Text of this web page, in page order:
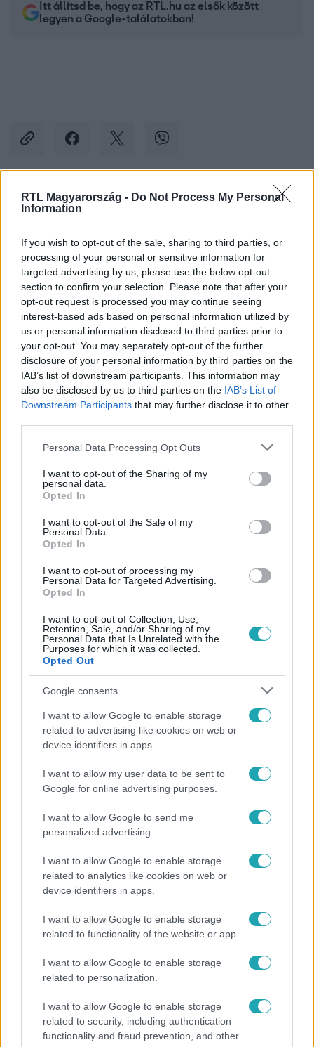
RTL Magyarország - Do Not Process My Personal
Information
If you wish to opt-out of the sale, sharing to third parties, or
processing of your personal or sensitive information for
targeted advertising by us, please use the below opt-out
section to confirm your selection. Please note that after your
opt-out request is processed you may continue seeing
interest-based ads based on personal information utilized by
us or personal information disclosed to third parties prior to
your opt-out. You may separately opt-out of the further
disclosure of your personal information by third parties on the
IAB’s list of downstream participants. This information may
also be disclosed by us to third parties on the IAB’s List of
Downstream Participants that may further disclose it to other
Please note that this website/app uses one or more Google
not limited to your visit or usage behaviour. You may click to
grant or deny consent to Google and its third-party tags to
use your data for below specified purposes in below Google
consent section.
Personal Data Processing Opt Outs
I want to opt-out of the Sharing of my
personal data.
Opted In
I want to opt-out of the Sale of my
Personal Data.
Opted In
I want to opt-out of processing my
Personal Data for Targeted Advertising.
Opted In
I want to opt-out of Collection, Use,
Retention, Sale, and/or Sharing of my
Personal Data that Is Unrelated with the
Purposes for which it was collected.
Opted Out
Google consents
I want to allow Google to enable storage
related to advertising like cookies on web or
device identifiers in apps.
I want to allow my user data to be sent to
Google for online advertising purposes.
I want to allow Google to send me
personalized advertising.
I want to allow Google to enable storage
related to analytics like cookies on web or
device identifiers in apps.
I want to allow Google to enable storage
related to functionality of the website or app.
I want to allow Google to enable storage
related to personalization.
I want to allow Google to enable storage
related to security, including authentication
functionality and fraud prevention, and other
Itt állítsd be, hogy az RTL.hu az elsők között
legyen a Google-találatokban!
Kövess minket, és értesülj a friss hírekről a
Követem
#KÜLFÖLD ÁLHÍR VARSÓ
UKRÁN-OROSZ HÁBORÚ
#UKRÁN KOMMUNIKÁCIÓS CSOPORT
Népszerű
állatmentők hozták ki a magára hagyott kutyát
Időjárás
hőséget és aszályt?